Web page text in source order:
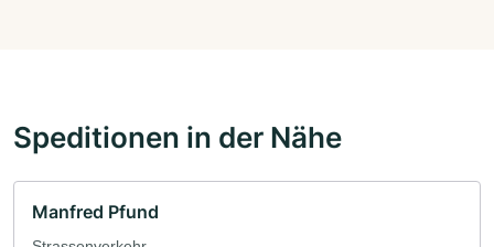
Speditionen in der Nähe
Manfred Pfund